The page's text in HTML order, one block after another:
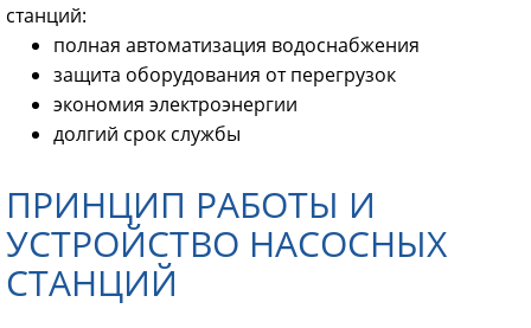
станций:
полная автоматизация водоснабжения
защита оборудования от перегрузок
экономия электроэнергии
долгий срок службы
ПРИНЦИП РАБОТЫ И
УСТРОЙСТВО НАСОСНЫХ
СТАНЦИЙ